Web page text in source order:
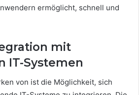
ermöglicht, schnell und
mit
IT-Systemen
von ist die Möglichkeit, sich